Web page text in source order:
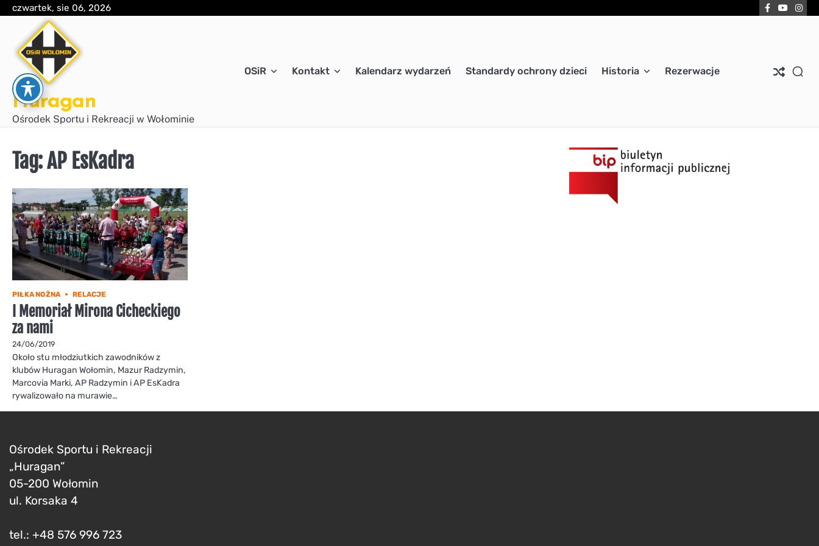
Skip
content
czwartek, sie 06, 2026 Facebook
Huragan
Ośrodek Sportu i Rekreacji w Wołominie
OSiR Kontakt Kalendarz wydarzeń Standardy ochrony dzieci Historia Rezerwacje
Tag:AP EsKadra
PIŁKA NOŻNA RELACJE
I Memoriał Mirona Cicheckiego
za nami
24/06/2019
Około stu młodziutkich zawodników z
klubów Huragan Wołomin, Mazur Radzymin,
Marcovia Marki, AP Radzymin i AP EsKadra
rywalizowało na murawie…
Ośrodek Sportu i Rekreacji
„Huragan”
05-200 Wołomin
ul. Korsaka 4
tel.: +48 576 996 723